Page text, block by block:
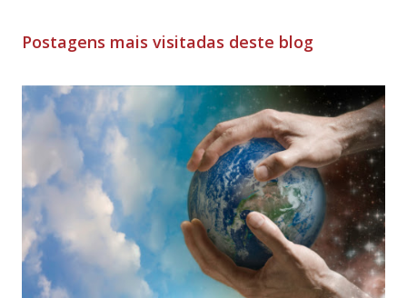
Postagens mais visitadas deste blog